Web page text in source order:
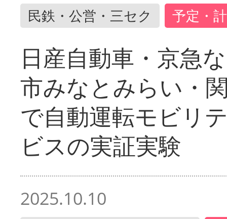
民鉄・公営・三セク 予定・
日産自動車・京急
市みなとみらい・
で自動運転モビリ
ビスの実証実験
2025.10.10